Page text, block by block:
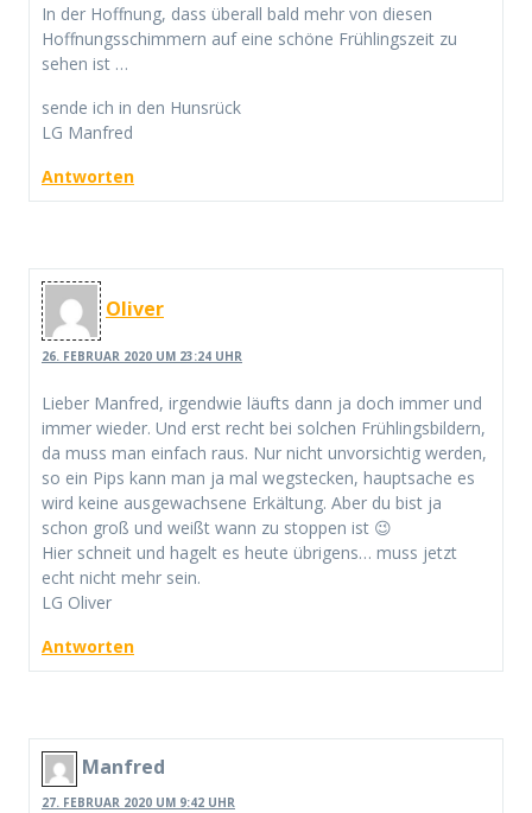
In der Hoffnung, dass überall bald mehr von diesen
Hoffnungsschimmern auf eine schöne Frühlingszeit zu
sehen ist …
sende ich in den Hunsrück
LG Manfred
Antworten
Oliver
26. FEBRUAR 2020 UM 23:24 UHR
Lieber Manfred, irgendwie läufts dann ja doch immer und
immer wieder. Und erst recht bei solchen Frühlingsbildern,
da muss man einfach raus. Nur nicht unvorsichtig werden,
so ein Pips kann man ja mal wegstecken, hauptsache es
wird keine ausgewachsene Erkältung. Aber du bist ja
schon groß und weißt wann zu stoppen ist 😉
Hier schneit und hagelt es heute übrigens… muss jetzt
echt nicht mehr sein.
LG Oliver
Antworten
Manfred
27. FEBRUAR 2020 UM 9:42 UHR